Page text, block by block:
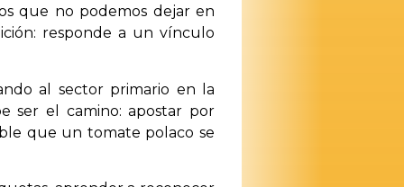
que no podemos dejar en
responde a un vínculo
al sector primario en la
ser el camino: apostar por
que un tomate polaco se